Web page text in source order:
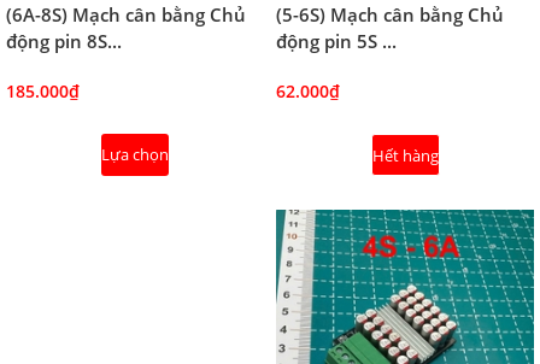
(6A-8S) Mạch cân bằng Chủ
động pin 8S...
185.000₫
Lựa chọn
(5-6S) Mạch cân bằng Chủ
động pin 5S ...
62.000₫
Hết hàng